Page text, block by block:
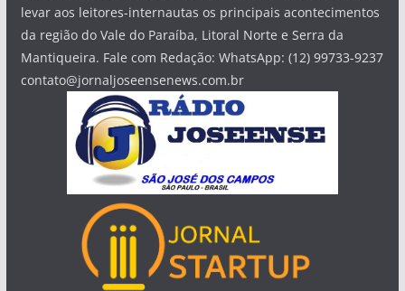
levar aos leitores-internautas os principais acontecimentos
da região do Vale do Paraíba, Litoral Norte e Serra da
Mantiqueira. Fale com Redação: WhatsApp: (12) 99733-9237
contato@jornaljoseensenews.com.br